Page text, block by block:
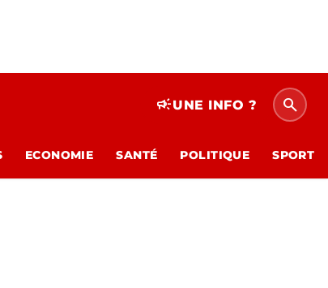
campaignUNE INFO ? search
ECONOMIE SANTÉ POLITIQUE SPORT